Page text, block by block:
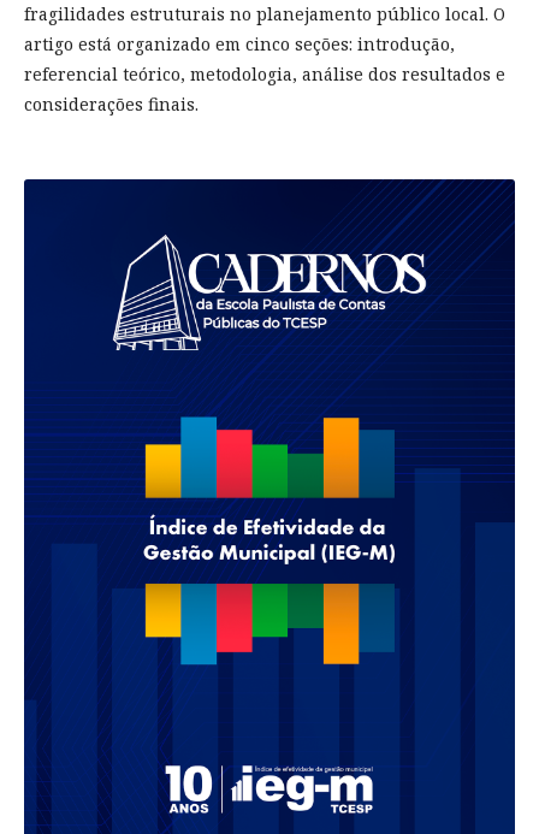
fragilidades estruturais no planejamento público local. O
artigo está organizado em cinco seções: introdução,
referencial teórico, metodologia, análise dos resultados e
considerações finais.